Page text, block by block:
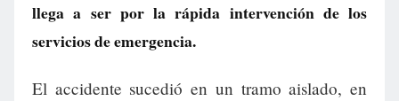
llega a ser por la rápida intervención de los
servicios de emergencia.
El accidente sucedió en un tramo aislado, en